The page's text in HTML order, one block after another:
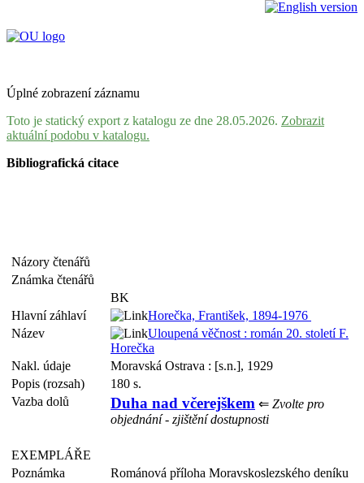
Úplné zobrazení záznamu
Toto je statický export z katalogu ze dne 28.05.2026. Zobrazit
aktuální podobu v katalogu.
Bibliografická citace
Názory čtenářů
Známka čtenářů
BK
Hlavní záhlaví
Horečka, František, 1894-1976
Název
Uloupená věčnost : román 20. století F.
Horečka
Nakl. údaje
Moravská Ostrava : [s.n.], 1929
Popis (rozsah)
180 s.
Vazba dolů
Duha nad včerejškem ⇐ Zvolte pro
objednání - zjištění dostupnosti
EXEMPLÁŘE
Poznámka
Románová příloha Moravskoslezského deníku